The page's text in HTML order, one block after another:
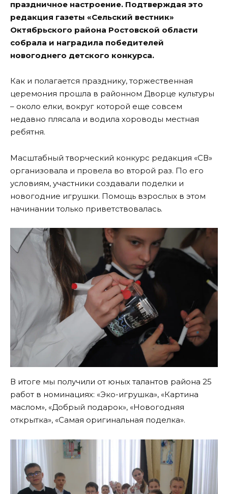
праздничное настроение. Подтверждая это
редакция газеты «Сельский вестник»
Октябрьского района Ростовской области
собрала и наградила победителей
новогоднего детского конкурса.
Как и полагается празднику, торжественная
церемония прошла в районном Дворце культуры
– около елки, вокруг которой еще совсем
недавно плясала и водила хороводы местная
ребятня.
Масштабный творческий конкурс редакция «СВ»
организовала и провела во второй раз. По его
условиям, участники создавали поделки и
новогодние игрушки. Помощь взрослых в этом
начинании только приветствовалась.
В итоге мы получили от юных талантов района 25
работ в номинациях: «Эко-игрушка», «Картина
маслом», «Добрый подарок», «Новогодняя
открытка», «Самая оригинальная поделка».